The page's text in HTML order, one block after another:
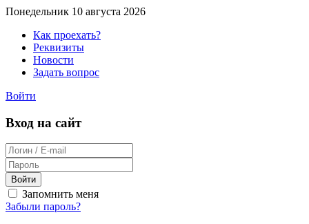
Понедельник 10 августа 2026
Как проехать?
Реквизиты
Новости
Задать вопрос
Войти
Вход на сайт
Войти
Запомнить меня
Забыли пароль?